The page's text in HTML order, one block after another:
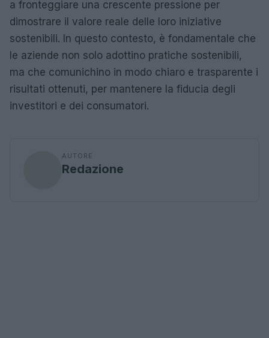
a fronteggiare una crescente pressione per
dimostrare il valore reale delle loro iniziative
sostenibili. In questo contesto, è fondamentale che
le aziende non solo adottino pratiche sostenibili,
ma che comunichino in modo chiaro e trasparente i
risultati ottenuti, per mantenere la fiducia degli
investitori e dei consumatori.
AUTORE
Redazione